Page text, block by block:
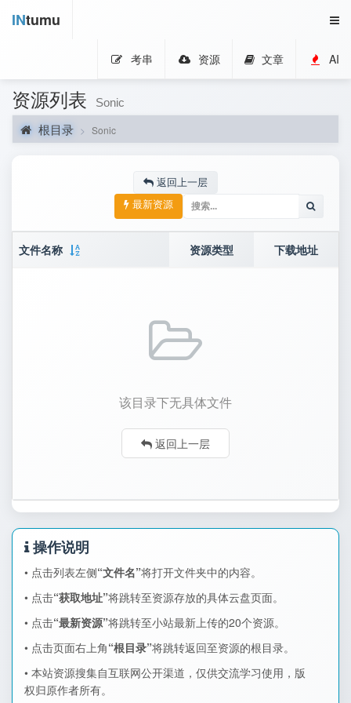
INtumu
考串 资源 文章 AI
资源列表 Sonic
根目录 Sonic
返回上一层
最新资源
文件名称 资源类型 下载地址
该目录下无具体文件
返回上一层
操作说明
• 点击列表左侧“文件名”将打开文件夹中的内容。
• 点击“获取地址”将跳转至资源存放的具体云盘页面。
• 点击“最新资源”将跳转至小站最新上传的20个资源。
• 点击页面右上角“根目录”将跳转返回至资源的根目录。
• 本站资源搜集自互联网公开渠道，仅供交流学习使用，版
权归原作者所有。